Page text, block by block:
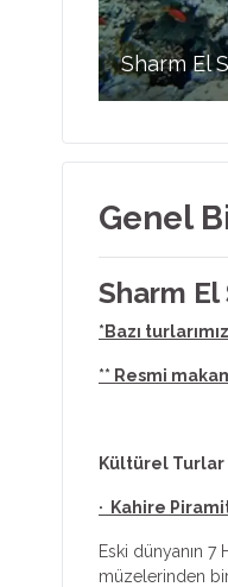
Sharm El
Genel
Sharm El
*Bazı
** Resmi
Kültürel Turlar
· Kahire
Eski dünyanın 7
müzelerinden